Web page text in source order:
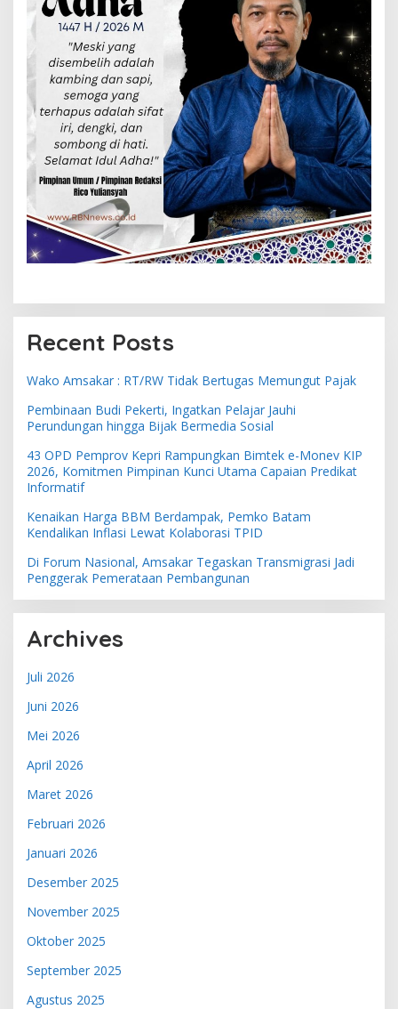
Recent Posts
Wako Amsakar : RT/RW Tidak Bertugas Memungut Pajak
Pembinaan Budi Pekerti, Ingatkan Pelajar Jauhi
Perundungan hingga Bijak Bermedia Sosial
43 OPD Pemprov Kepri Rampungkan Bimtek e-Monev KIP
2026, Komitmen Pimpinan Kunci Utama Capaian Predikat
Informatif
Kenaikan Harga BBM Berdampak, Pemko Batam
Kendalikan Inflasi Lewat Kolaborasi TPID
Di Forum Nasional, Amsakar Tegaskan Transmigrasi Jadi
Penggerak Pemerataan Pembangunan
Archives
Juli 2026
Juni 2026
Mei 2026
April 2026
Maret 2026
Februari 2026
Januari 2026
Desember 2025
November 2025
Oktober 2025
September 2025
Agustus 2025